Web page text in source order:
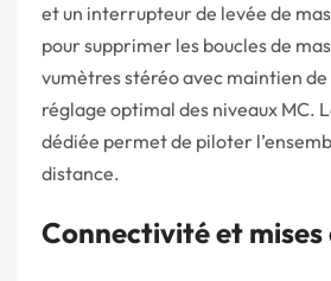
et un interrupteur de levée de
pour supprimer les boucles de
vumètres stéréo avec maintien
réglage optimal des niveaux MC.
dédiée permet de piloter
distance.
Connectivité et mises